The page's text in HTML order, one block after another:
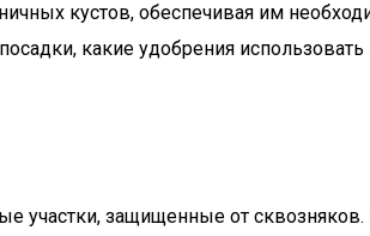
кустов, обеспечивая им
какие удобрения
участки, защищенные от